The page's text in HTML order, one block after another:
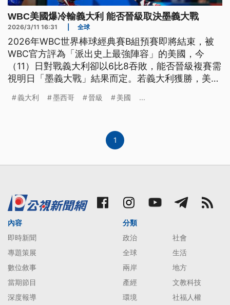
WBC美國爆冷輸義大利 能否晉級取決墨義大戰
2026/3/11 16:31 全球
2026年WBC世界棒球經典賽B組預賽即將結束，被
WBC官方評為「派出史上最強陣容」的美國，今
（11）日對戰義大利卻以6比8吞敗，能否晉級複賽需
視明日「墨義大戰」結果而定。若義大利獲勝，美義
命運。
義大利 墨西哥 晉級 美國 ...
1
內容
即時新聞
專題策展
數位敘事
當期節目
深度報導
分類
政治
社會
全球
生活
兩岸
地方
產經
文教科技
環境
社福人權